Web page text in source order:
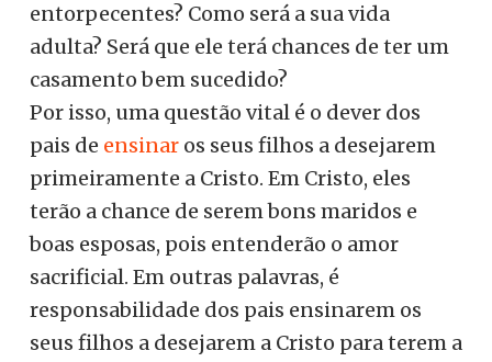
entorpecentes? Como será a sua vida
adulta? Será que ele terá chances de ter um
casamento bem sucedido?
Por isso, uma questão vital é o dever dos
pais de ensinar os seus filhos a desejarem
primeiramente a Cristo. Em Cristo, eles
terão a chance de serem bons maridos e
boas esposas, pois entenderão o amor
sacrificial. Em outras palavras, é
responsabilidade dos pais ensinarem os
seus filhos a desejarem a Cristo para terem a